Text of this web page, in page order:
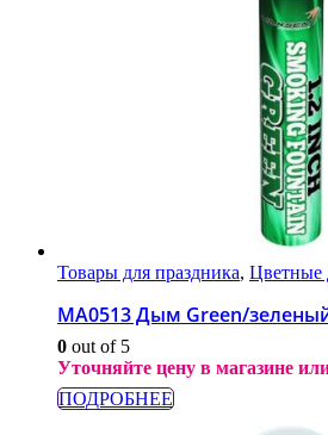
Товары для праздника,
МА0513 Дым Green/
0 out of 5
Уточняйте цену в магазине
ПОДРОБНЕЕ